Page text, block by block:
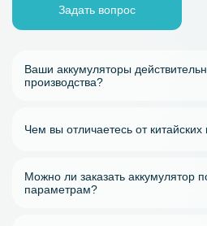
Задать вопрос
Ваши аккумуляторы
производства?
Чем вы отличаетесь от
Можно ли заказать аккумулятор
параметрам?